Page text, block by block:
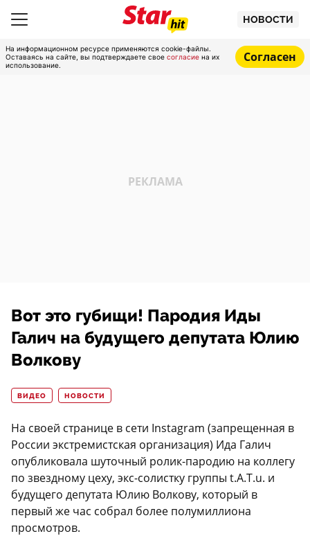
НОВОСТИ
На информационном ресурсе применяются cookie-файлы.
Оставаясь на сайте, вы подтверждаете свое согласие на их
использование.
Согласен
Вот это губищи! Пародия Иды
Галич на будущего депутата Юлию
Волкову
ВИДЕО НОВОСТИ
На своей странице в сети Instagram (запрещенная в
России экстремистская организация) Ида Галич
опубликовала шуточный ролик-пародию на коллегу
по звездному цеху, экс-солистку группы t.A.T.u. и
будущего депутата Юлию Волкову, который в
первый же час собрал более полумиллиона
просмотров.